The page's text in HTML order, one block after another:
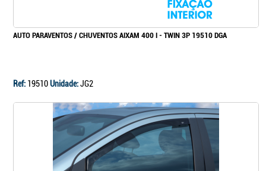
AUTO PARAVENTOS / CHUVENTOS AIXAM 400 I - TWIN 3P 19510 DGA
Ref: 19510Unidade:JG2